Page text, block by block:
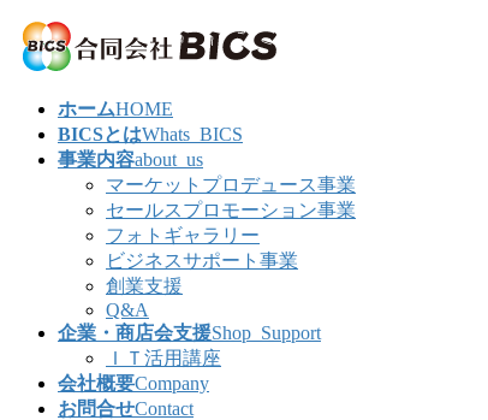
コ
ン
ナ
ビ
ホームHOME
BICSとはWhats_BICS
事業内容about_us
マーケットプロデュース事業
セールスプロモーション事業
フォトギャラリー
ビジネスサポート事業
創業支援
Q&A
企業・商店会支援Shop_Support
ＩＴ活用講座
会社概要Company
お問合せContact